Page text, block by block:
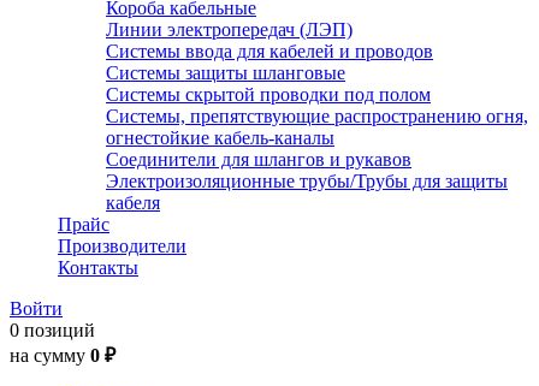
Короба кабельные
Линии электропередач (ЛЭП)
Системы ввода для кабелей и проводов
Системы защиты шланговые
Системы скрытой проводки под полом
Системы, препятствующие распространению огня,
огнестойкие кабель-каналы
Соединители для шлангов и рукавов
Электроизоляционные трубы/Трубы для защиты
кабеля
Прайс
Производители
Контакты
Войти
0 позиций
на сумму 0 ₽